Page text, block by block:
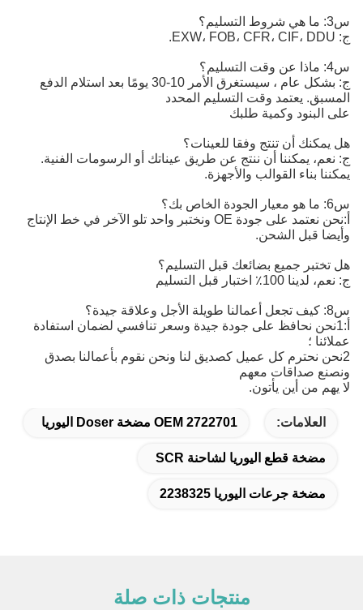
س3: ما هي شروط التسليم؟
ج: EXW، FOB، CFR، CIF، DDU.
س4: ماذا عن وقت التسليم؟
ج: بشكل عام ، سيستغرق الأمر 10-30 يومًا بعد استلام الدفع
المسبق. يعتمد وقت التسليم المحدد
على البنود وكمية طلبك
هل يمكنك أن تنتج وفقا للعينات؟
ج: نعم، يمكننا أن ننتج عن طريق عيناتك أو الرسومات الفنية.
يمكننا بناء القوالب والأجهزة.
س6: ما هو معيار الجودة الخاص بك؟
أ:
وأيضا قبل الشحن.
هل تختبر جميع بضائعك قبل التسليم؟
ج: نعم، لدينا 100٪ اختبار قبل التسليم
س8: كيف تجعل أعمالنا طويلة الأجل وعلاقة جيدة؟
أ:1نحن نحافظ على جودة جيدة وسعر تنافسي لضمان استفادة
عملائنا ؛
2نحن نحترم كل عميل كصديق لنا ونحن نقوم بأعمالنا بصدق
ونصنع صداقات معهم
لا يهم من أين يأتون.
العلامات: OEM 2722701 مضخة Doser اليوريا
مضخة قطع اليوريا لشاحنة SCR
مضخة جرعات اليوريا 2238325
منتجات ذات صلة